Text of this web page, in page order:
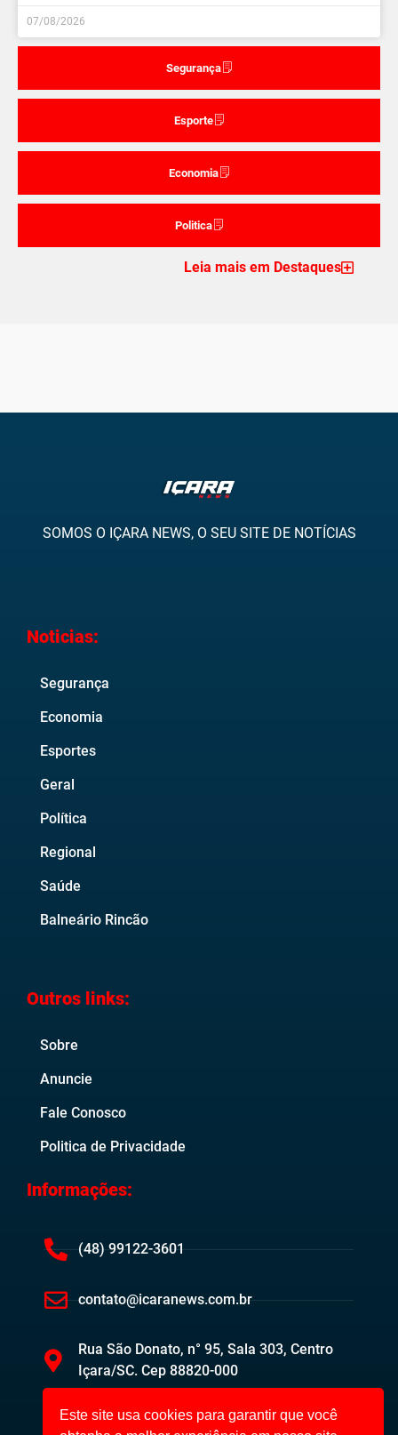
Segurança
Esporte
Economia
Politica
07/08/2026
Leia mais em Destaques
SOMOS O IÇARA NEWS, O SEU SITE DE NOTÍCIAS
Noticias:
Segurança
Economia
Esportes
Geral
Política
Regional
Saúde
Balneário Rincão
Outros links:
Sobre
Anuncie
Fale Conosco
Politica de Privacidade
Informações:
(48) 99122-3601
contato@icaranews.com.br
Rua São Donato, n° 95, Sala 303, Centro
Içara/SC. Cep 88820-000
Este site usa cookies para garantir que você